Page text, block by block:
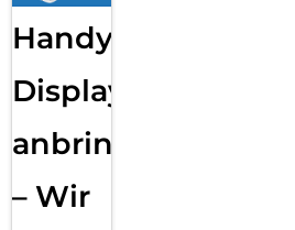
Handy
Displayfolie
anbringen
– Wir